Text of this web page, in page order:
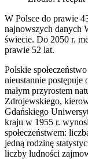
W Polsce do prawie
najnowszych danych
świecie. Do 2050 r.
prawie 52 lat.
Polskie
nieustannie
małym przyrostem
Zdrojewskiego,
Gdańskiego
kraju w 1955 r.
społeczeństwem:
jedną rodzinę
liczby ludności